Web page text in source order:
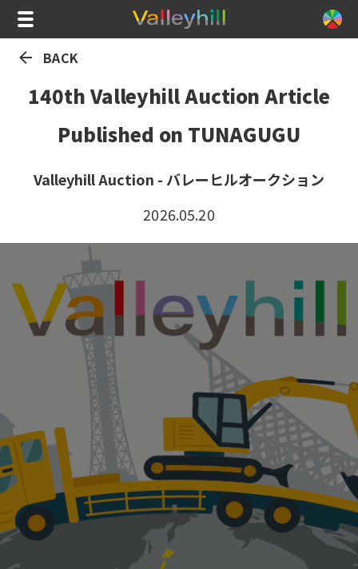
BACK
140th Valleyhill Auction Article
Published on TUNAGUGU
Valleyhill Auction - バレーヒルオークション
2026.05.20